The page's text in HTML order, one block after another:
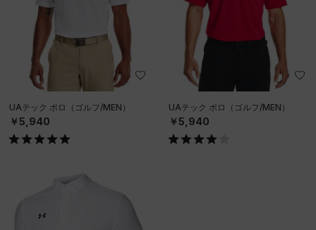
UAテック ポロ（ゴルフ/MEN）
￥5,940
UAテック ポロ（ゴルフ/MEN）
￥5,940